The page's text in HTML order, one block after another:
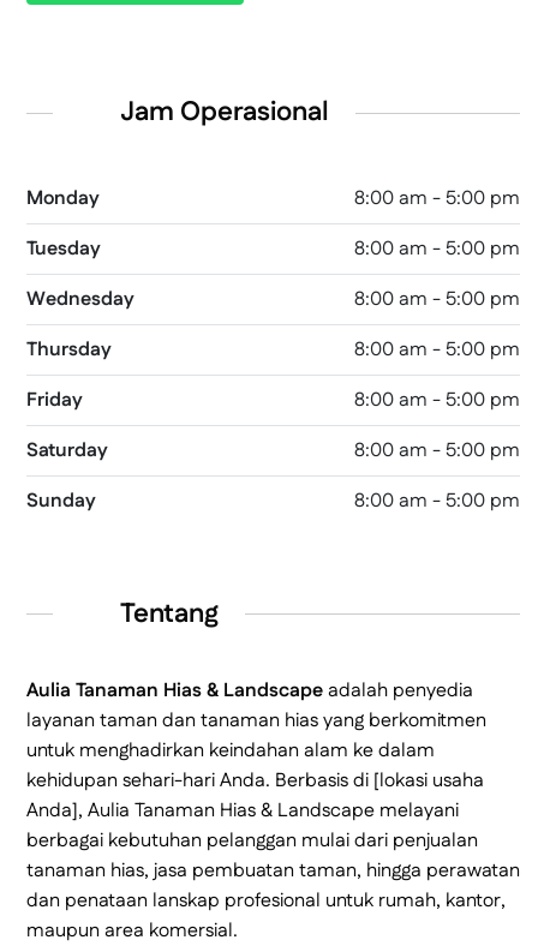
Jam Operasional
Monday
8:00 am - 5:00 pm
Tuesday
8:00 am - 5:00 pm
Wednesday
8:00 am - 5:00 pm
Thursday
8:00 am - 5:00 pm
Friday
8:00 am - 5:00 pm
Saturday
8:00 am - 5:00 pm
Sunday
8:00 am - 5:00 pm
Tentang
Aulia Tanaman Hias & Landscapeadalah penyedia
layanan taman dan tanaman hias yang berkomitmen
untuk menghadirkan keindahan alam ke dalam
kehidupan sehari-hari Anda. Berbasis di [lokasi usaha
Anda], Aulia Tanaman Hias & Landscape melayani
berbagai kebutuhan pelanggan mulai dari penjualan
tanaman hias, jasa pembuatan taman, hingga perawatan
dan penataan lanskap profesional untuk rumah, kantor,
maupun area komersial.